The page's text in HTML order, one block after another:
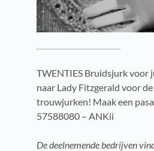
TWENTIES Bruidsjurk voor
naar Lady Fitzgerald voor
trouwjurken! Maak een
57588080 – ANKii
De deelnemende bedrijven